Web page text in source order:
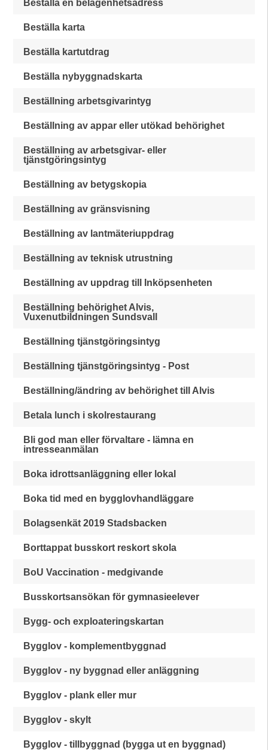
Beställa en belägenhetsadress
Beställa karta
Beställa kartutdrag
Beställa nybyggnadskarta
Beställning arbetsgivarintyg
Beställning av appar eller utökad behörighet
Beställning av arbetsgivar- eller
tjänstgöringsintyg
Beställning av betygskopia
Beställning av gränsvisning
Beställning av lantmäteriuppdrag
Beställning av teknisk utrustning
Beställning av uppdrag till Inköpsenheten
Beställning behörighet Alvis,
Vuxenutbildningen Sundsvall
Beställning tjänstgöringsintyg
Beställning tjänstgöringsintyg - Post
Beställning/ändring av behörighet till Alvis
Betala lunch i skolrestaurang
Bli god man eller förvaltare - lämna en
intresseanmälan
Boka idrottsanläggning eller lokal
Boka tid med en bygglovhandläggare
Bolagsenkät 2019 Stadsbacken
Borttappat busskort reskort skola
BoU Vaccination - medgivande
Busskortsansökan för gymnasieelever
Bygg- och exploateringskartan
Bygglov - komplementbyggnad
Bygglov - ny byggnad eller anläggning
Bygglov - plank eller mur
Bygglov - skylt
Bygglov - tillbyggnad (bygga ut en byggnad)